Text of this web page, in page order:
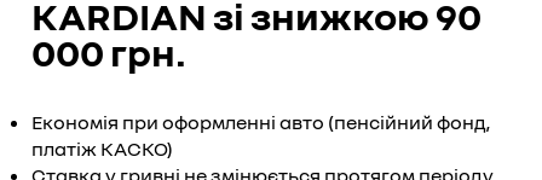
KARDIAN зі знижкою 90
000 грн.
Економія при оформленні авто (пенсійний фонд,
платіж КАСКО)
Ставка у гривні не змінюється протягом періоду